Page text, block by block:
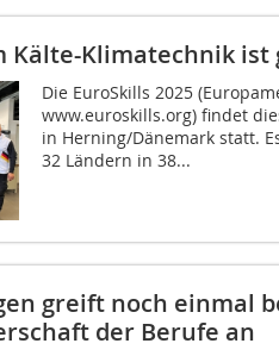
Kälte-Klimatechnik ist
Die EuroSkills 2025
www.euroskills.org) findet
in Herning/Dänemark statt.
32 Ländern in 38...
greift noch einmal
der Berufe an